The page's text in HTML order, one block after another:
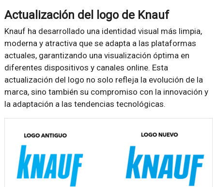
Actualización del logo de Knauf
Knauf ha desarrollado una identidad visual más limpia,
moderna y atractiva que se adapta a las plataformas
actuales, garantizando una visualización óptima en
diferentes dispositivos y canales online. Esta
actualización del logo no solo refleja la evolución de la
marca, sino también su compromiso con la innovación y
la adaptación a las tendencias tecnológicas.